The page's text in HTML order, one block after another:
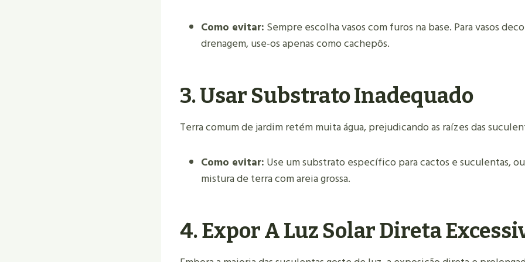
Como evitar: Sempre escolha vasos com furos na base. Para vasos
drenagem, use-os apenas como cachepôs.
3.Usar Substrato Inadequado
Terra comum de jardim retém muita água, prejudicando as raízes das
Como evitar: Use um substrato específico para cactos e suculentas,
mistura de terra com areia grossa.
4.Expor A Luz Solar Direta